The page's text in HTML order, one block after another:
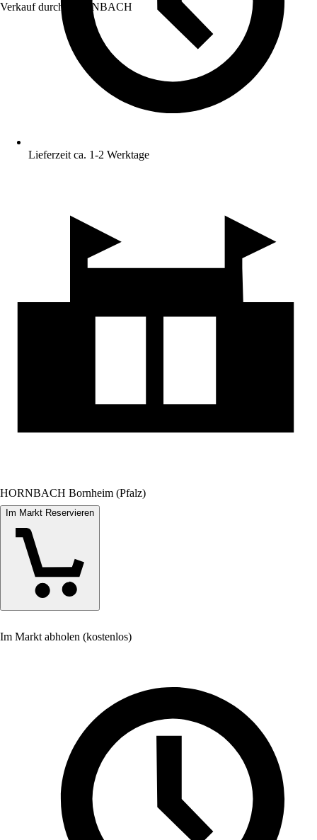
Verkauf durch: HORNBACH
Lieferzeit ca. 1-2 Werktage
HORNBACH Bornheim (Pfalz)
Im Markt Reservieren
Im Markt abholen (kostenlos)